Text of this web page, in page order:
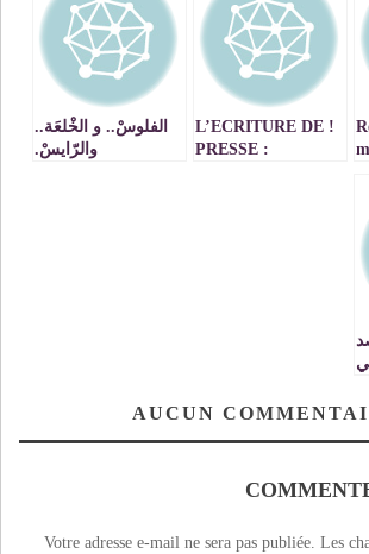
! L’ECRITURE DE
PRESSE :
الفلوسْ.. و الخْلعَة..
والرّايسْ.
AUCUN
Votre adresse e-mail ne sera pas publiée. Les